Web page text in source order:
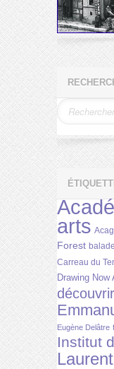
arts
Forest
Carreau du
Drawing Now
Eugène Delâtre
Institut